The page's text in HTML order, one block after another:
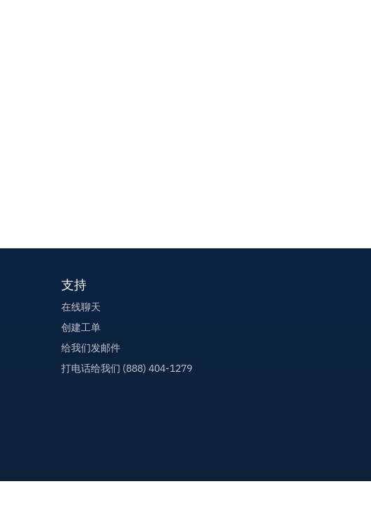
支持
在线聊天
创建工单
给我们发邮件
打电话给我们 (888) 404-1279